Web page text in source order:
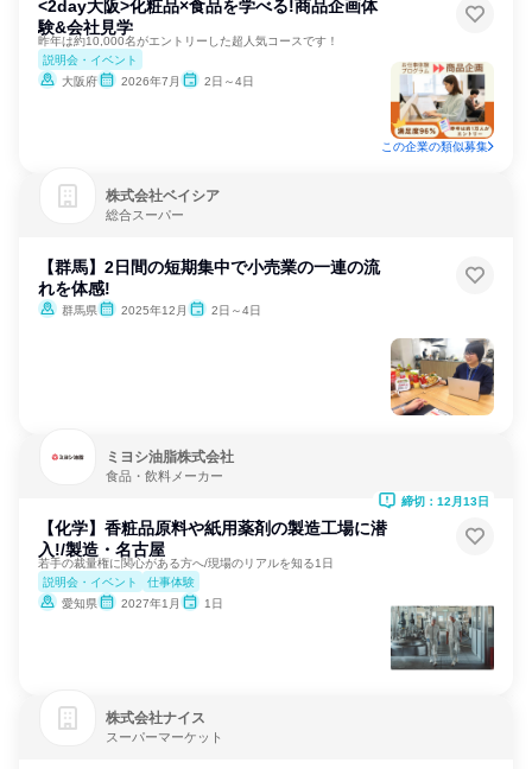
<2day大阪>化粧品×食品を学べる!商品企画体
験&会社見学
昨年は約10,000名がエントリーした超人気コースです！
説明会・イベント
大阪府
2026年7月 2日～4日
この企業の類似募集
株式会社ベイシア
総合スーパー
【群馬】2日間の短期集中で小売業の一連の流
れを体感!
群馬県 2025年12月 2日～4日
ミヨシ油脂株式会社
食品・飲料メーカー
【化学】香粧品原料や紙用薬剤の製造工場に潜
入!/製造・名古屋
若手の裁量権に関心がある方へ/現場のリアルを知る1日
説明会・イベント
仕事体験
愛知県
2027年1月 1日
締切：12月13日
株式会社ナイス
スーパーマーケット